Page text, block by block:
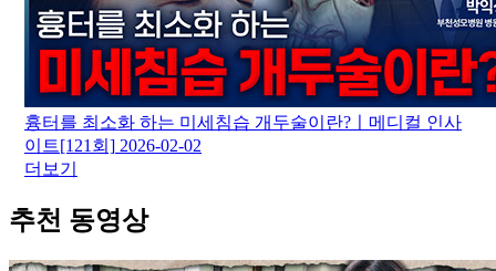
흉터를 최소화 하는 미세침습 개두술이란?ㅣ메디컬 인사
이트[121회] 2026-02-02
더보기
추천 동영상